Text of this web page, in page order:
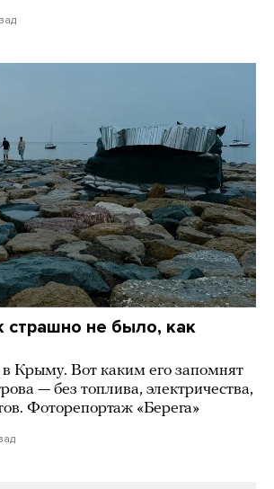
страшно не было, как
Крыму. Вот каким его запомнят
— без топлива, электричества,
Фоторепортаж «Берега»